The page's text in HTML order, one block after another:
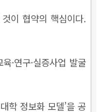
이 협약의 핵심이다.
연구·실증사업 발굴
학 정보화 모델’을 공